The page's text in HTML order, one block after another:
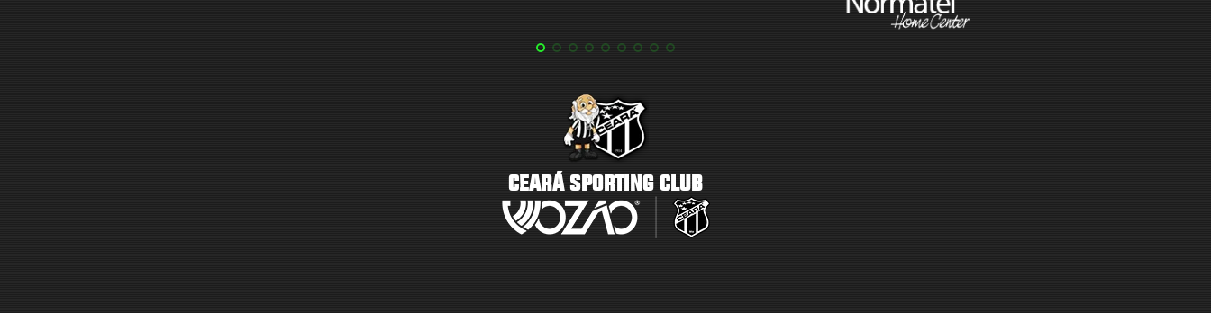
CEARÁ SPORTING CLUB